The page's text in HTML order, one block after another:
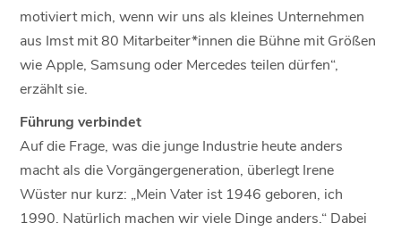
motiviert mich, wenn wir uns als kleines Unternehmen
aus Imst mit 80 Mitarbeiter*innen die Bühne mit Größen
wie Apple, Samsung oder Mercedes teilen dürfen“,
erzählt sie.
Führung verbindet
Auf die Frage, was die junge Industrie heute anders
macht als die Vorgängergeneration, überlegt Irene
Wüster nur kurz: „Mein Vater ist 1946 geboren, ich
1990. Natürlich machen wir viele Dinge anders.“ Dabei